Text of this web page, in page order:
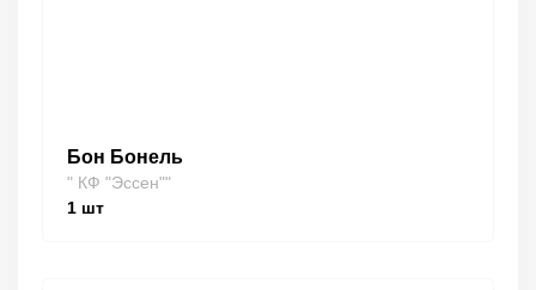
Бон Бонель
" КФ "Эссен""
1 шт